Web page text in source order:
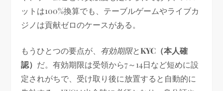
ットは100%換算でも、テーブルゲームやライブカ
ジノは貢献ゼロのケースがある。
もうひとつの要点が、 有効期限とKYC（本人確
認） だ。有効期限は受領から7～14日など短めに設
定されがちで、受け取り後に放置すると自動的に